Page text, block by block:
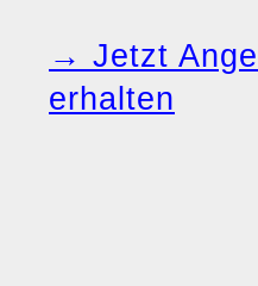
→ Jetzt
erhalten